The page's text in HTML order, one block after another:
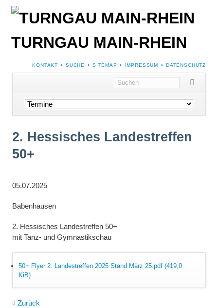
TURNGAU MAIN-RHEIN
NAVIGATION
ÜBERSPRINGEN
KONTAKT SUCHE SITEMAP IMPRESSUM DATENSCHUTZ
Navigation
überspringen
2. Hessisches Landestreffen
50+
05.07.2025
Babenhausen
2. Hessisches Landestreffen 50+
mit Tanz- und Gymnastikschau
50+ Flyer 2. Landestreffen 2025 Stand März 25.pdf (419,0
KiB)
Zurück